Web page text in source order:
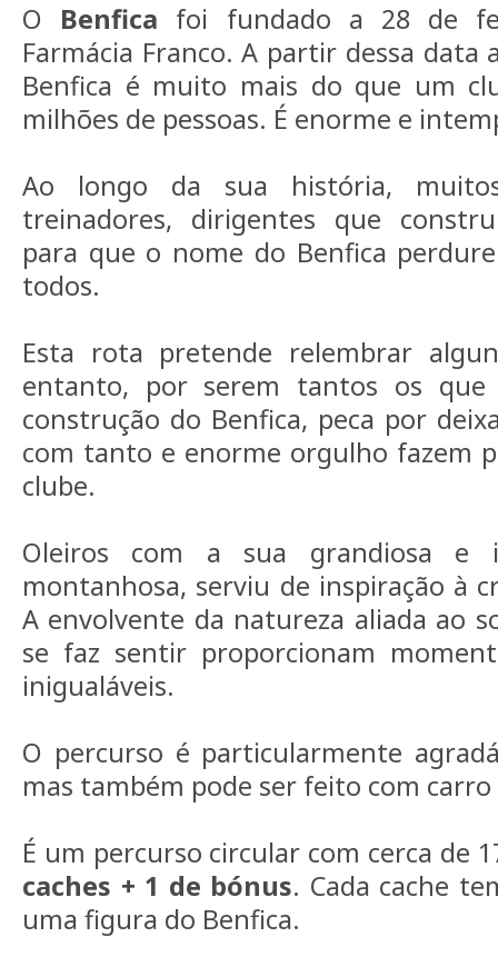
O Benfica foi fundado a 28 de
Farmácia Franco. A partir dessa data
Benfica é muito mais do que um
milhões de pessoas. É enorme e
Ao longo da sua história,
treinadores, dirigentes que
para que o nome do Benfica
todos.
Esta rota pretende relembrar
entanto, por serem tantos os
construção do Benfica, peca por
com tanto e enorme orgulho fazem
clube.
Oleiros com a sua grandiosa e
montanhosa, serviu de inspiração à
A envolvente da natureza aliada ao
se faz sentir proporcionam
inigualáveis.
O percurso é particularmente
mas também pode ser feito com
É um percurso circular com cerca de
caches + 1 de bónus. Cada cache
uma figura do Benfica.